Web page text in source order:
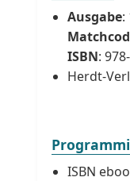
Ausgabe:
ISBN:
Herdt-
ISBN